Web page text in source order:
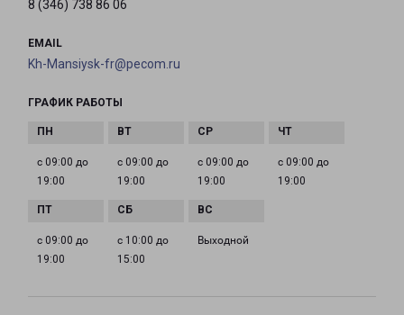
8 (346) 738 86 06
EMAIL
Kh-Mansiysk-fr@pecom.ru
ГРАФИК РАБОТЫ
с 09:00 до
19:00
с 09:00 до
19:00
с 09:00 до
19:00
с 09:00 до
19:00
с 09:00 до
19:00
с 10:00 до
15:00
Выходной